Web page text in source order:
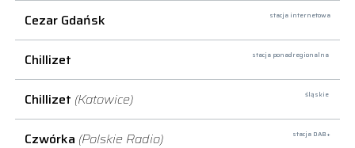
Cezar Gdańsk stacja internetowa
Chillizet stacja ponadregionalna
Chillizet (Katowice) śląskie
Czwórka (Polskie Radio) stacja DAB+